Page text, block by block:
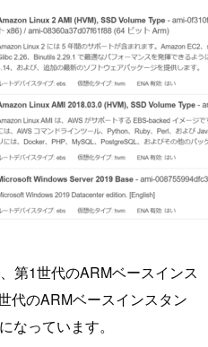
第1世代のARMベースインス
代のARMベースインスタン
なっています。